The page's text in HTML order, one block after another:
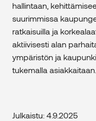
hallintaan,
suurimmissa
ratkaisuilla ja
aktiivisesti alan
ympäristön ja
tukemalla asiakkaitaan.
Julkaistu: 4.9.2025